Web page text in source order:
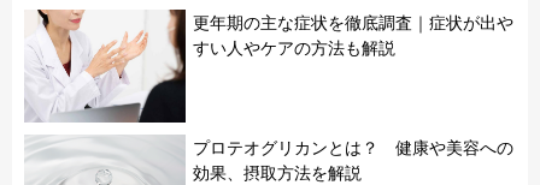
更年期の主な症状を徹底調査｜症状が出や
すい人やケアの方法も解説
プロテオグリカンとは？ 健康や美容への
効果、摂取方法を解説